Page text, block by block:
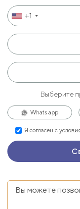
+1
Выберите
Whats app
Я согласен с
Вы можете